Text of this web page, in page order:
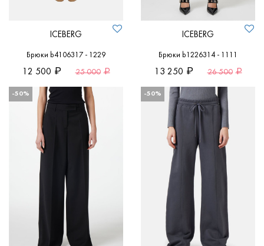
ICEBERG
Брюки b4106317 - 1229
12 500 25 000
ICEBERG
Брюки b1226314 - 1111
13 250 26 500
-50% -50%